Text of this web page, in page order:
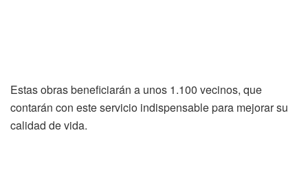
Estas obras beneficiarán a unos 1.100 vecinos, que
contarán con este servicio indispensable para mejorar su
calidad de vida.